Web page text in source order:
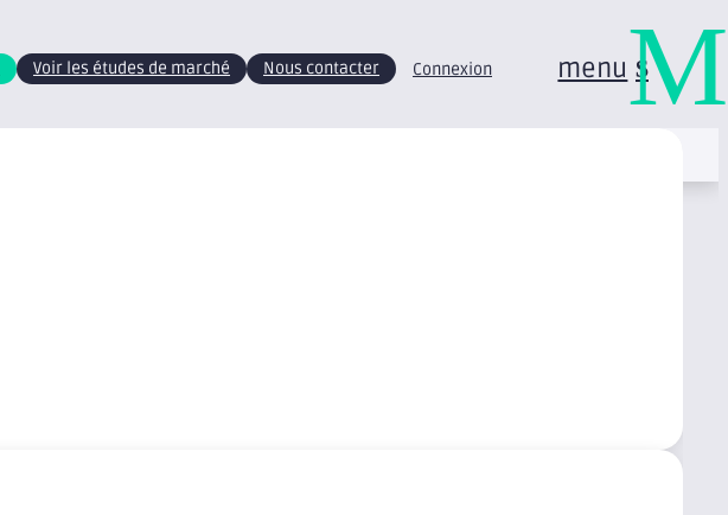
Voir les études de marché Nous contacter Connexion menuM